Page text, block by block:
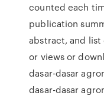
counted each
publication
abstract, and list
or views or
dasar-dasar
dasar-dasar